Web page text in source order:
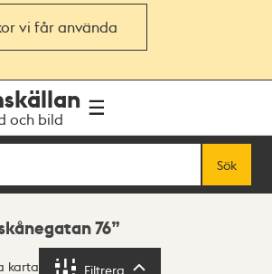
vi får använda
och bild
Sök
76
karta Filtrera